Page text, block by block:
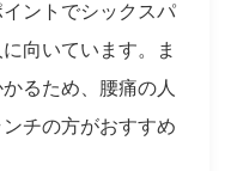
ントでシックスパ
向いています。ま
るため、腰痛の人
チの方がおすすめ